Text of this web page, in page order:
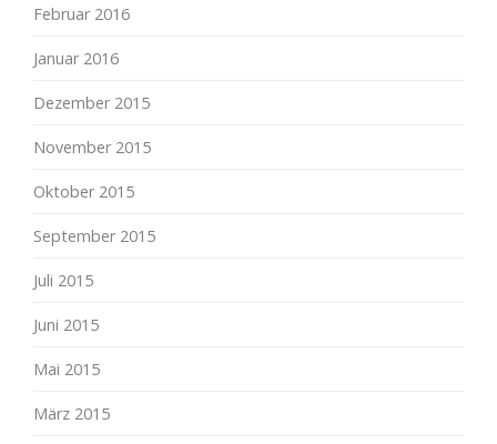
Februar 2016
Januar 2016
Dezember 2015
November 2015
Oktober 2015
September 2015
Juli 2015
Juni 2015
Mai 2015
März 2015